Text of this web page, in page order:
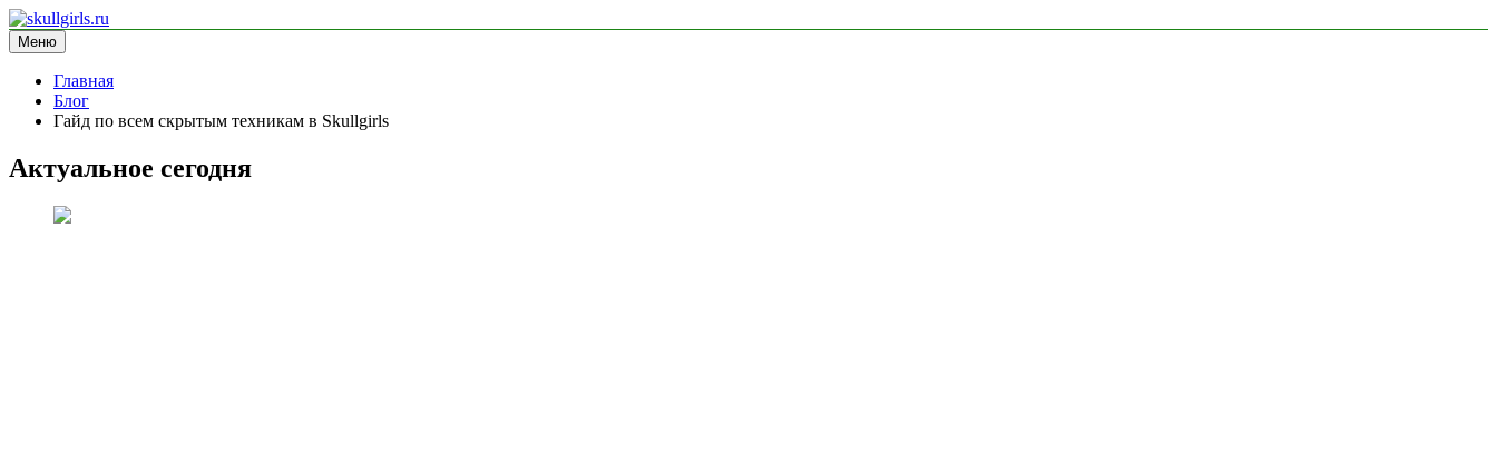
Перейти
к
содержимому
skullgirls.ru
информационный сайт
Меню
Главная
Блог
Гайд по всем скрытым техникам в Skullgirls
Актуальное сегодня